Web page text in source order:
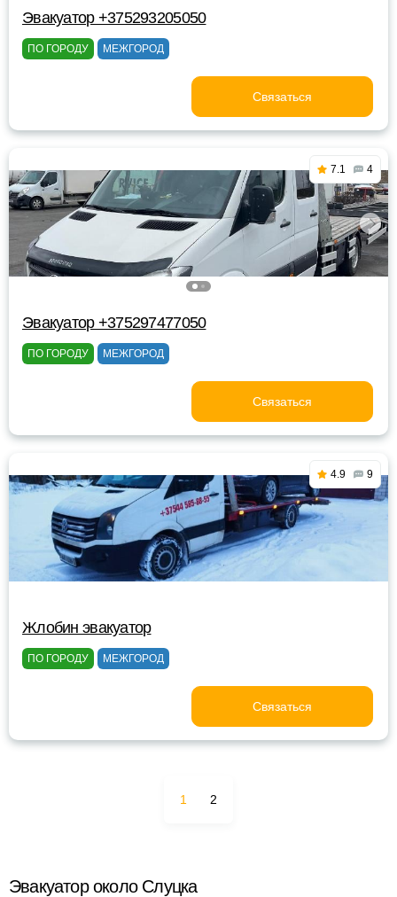
Эвакуатор +375293205050
ПО ГОРОДУ МЕЖГОРОД
Связаться
7.1 4
Эвакуатор +375297477050
ПО ГОРОДУ МЕЖГОРОД
Связаться
4.9 9
Жлобин эвакуатор
ПО ГОРОДУ МЕЖГОРОД
Связаться
1 2
Эвакуатор около Слуцка